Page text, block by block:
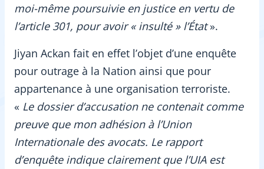
moi-même poursuivie en justice en vertu de
l’article 301, pour avoir « insulté » l’État».
Jiyan Ackan fait en effet l’objet d’une enquête
pour outrage à la Nation ainsi que pour
appartenance à une organisation terroriste.
« Le dossier d’accusation ne contenait comme
preuve que mon adhésion à l’Union
Internationale des avocats. Le rapport
d’enquête indique clairement que l’UIA est